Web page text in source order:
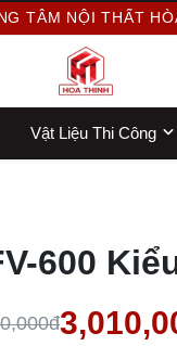
TÂM NỘI THẤT
Vật Liệu Thi Công
600